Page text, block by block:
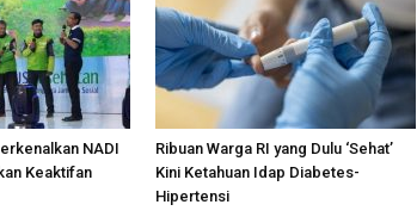
NADI
Keaktifan
Ribuan Warga RI yang Dulu ‘Sehat’
Kini Ketahuan Idap Diabetes-
Hipertensi